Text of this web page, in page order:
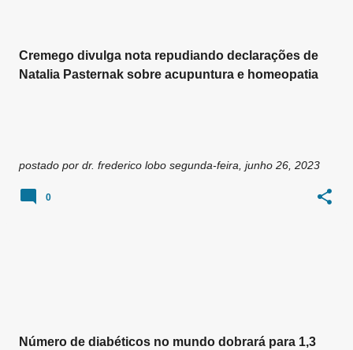
Cremego divulga nota repudiando declarações de
Natalia Pasternak sobre acupuntura e homeopatia
postado por dr. frederico lobo segunda-feira, junho 26, 2023
0
Número de diabéticos no mundo dobrará para 1,3